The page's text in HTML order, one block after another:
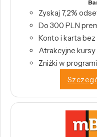
Zyskaj 7,2%
Do 300 PLN
Konto i karta bez
Atrakcyjne
Zniżki w